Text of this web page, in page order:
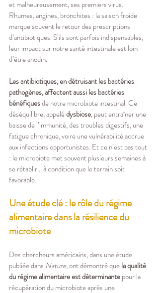
et malheureusement, ses premiers virus.
Rhumes, angines, bronchites : la saison froide
marque souvent le retour des prescriptions
d’antibiotiques. S’ils sont parfois indispensables,
leur impact sur notre santé intestinale est loin
d’être anodin.
Les antibiotiques, en détruisant les bactéries
pathogènes, affectent aussi les bactéries
bénéfiques de notre microbiote intestinal. Ce
déséquilibre, appelé dysbiose, peut entraîner une
baisse de l’immunité, des troubles digestifs, une
fatigue chronique, voire une vulnérabilité accrue
aux infections opportunistes. Et ce n’est pas tout
: le microbiote met souvent plusieurs semaines à
se rétablir… à condition que le terrain soit
favorable.
Une étude clé : le rôle du régime
alimentaire dans la résilience du
microbiote
Des chercheurs américains, dans une étude
publiée dans Nature, ont démontré que la qualité
du régime alimentaire est déterminante pour la
récupération du microbiote après une